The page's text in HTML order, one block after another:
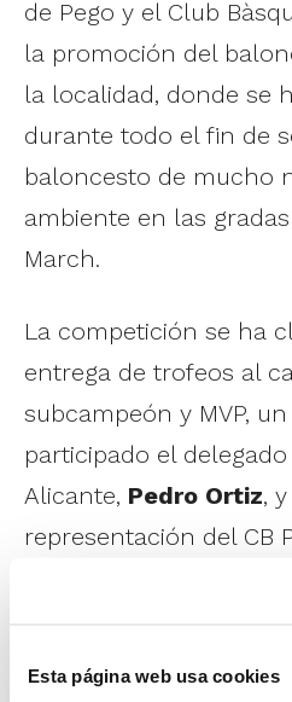
Esta página web usa cookies
de Pego y el Club
la promoción del
la localidad, donde se
durante todo el fin de
baloncesto de mucho
ambiente en las
March.
La competición se ha
entrega de trofeos al
subcampeón y MVP,
participado el delegado
Alicante, Pedro Ortiz, y
representación del CB